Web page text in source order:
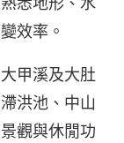
效率。
甲溪及大肚
洪池、中山
觀與休閒功